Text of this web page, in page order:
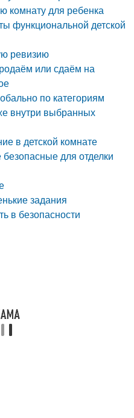
комнату для ребенка
функциональной детской
ревизию
или сдаём на
по категориям
внутри выбранных
в детской комнате
для отделки
задания
в безопасности